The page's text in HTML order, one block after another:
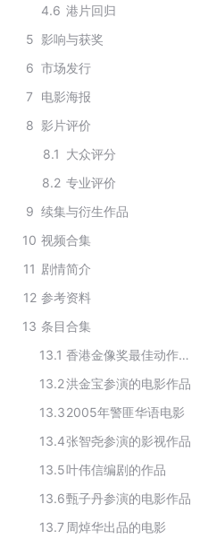
4.6 港片回归
5 影响与获奖
6 市场发行
7
电影海报
8 影片评价
8.1 大众评分
8.2 专业评价
9 续集与衍生作品
10 视频合集
11 剧情简介
12 参考资料
13 条目合集
13.1
香港金像奖最佳动作设计历届获奖作品
13.2洪金宝参演的电影作品
13.32005年警匪华语电影
13.4张智尧参演的影视作品
13.5叶伟信编剧的作品
13.6甄子丹参演的电影作品
13.7 周焯华出品的电影